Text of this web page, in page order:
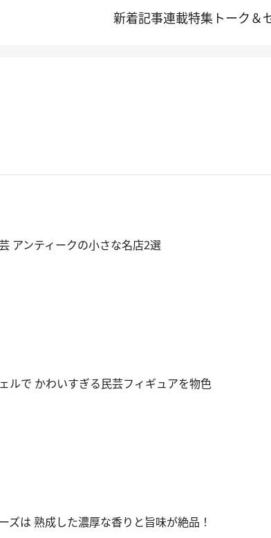
新着記事連載特集 トーク＆
アンティークの小さな名店2選
ルで かわいすぎる民芸フィギュアを物色
ズは 熟成した濃厚な香りと旨味が絶品！